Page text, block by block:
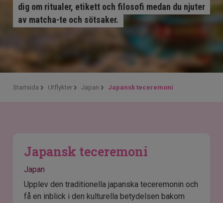
dig om ritualer, etikett och filosofi medan du njuter
av matcha-te och sötsaker.
Startsida Utflykter Japan Japansk teceremoni
Japansk teceremoni
Japan
Upplev den traditionella japanska teceremonin och
få en inblick i den kulturella betydelsen bakom